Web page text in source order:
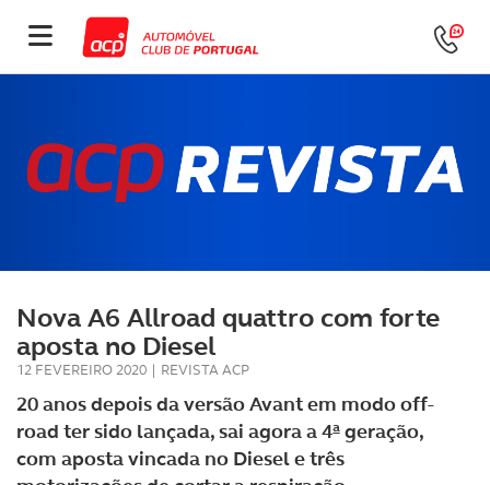
Nova A6 Allroad quattro com forte
aposta no Diesel
12 FEVEREIRO 2020 | REVISTA ACP
20 anos depois da versão Avant em modo off-
road ter sido lançada, sai agora a 4ª geração,
com aposta vincada no Diesel e três